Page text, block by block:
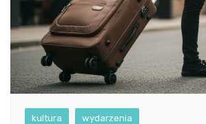
kultura wydarzenia